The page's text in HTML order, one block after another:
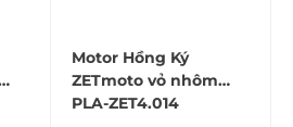
Motor Hồng Ký
ZETmoto vỏ nhôm
PLA-ZET4.014